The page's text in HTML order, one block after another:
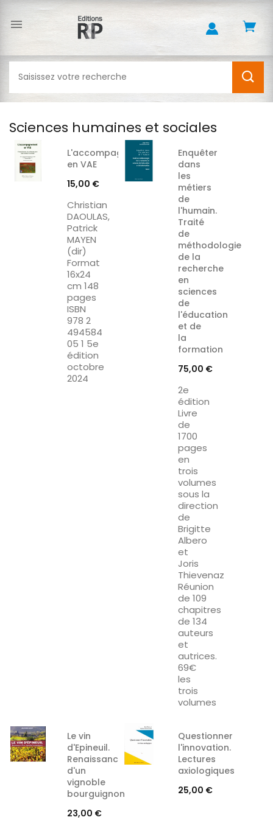

Sciences humaines et sociales
L'accompagnement
en VAE
Prix
15,00 €
Christian
DAOULAS,
Patrick
MAYEN
(dir)
Format
16x24
cm 148
pages
ISBN
978 2
494584
05 1 5e
édition
octobre
2024
Enquêter
dans
les
métiers
de
l'humain.
Traité
de
méthodologie
de la
recherche
en
sciences
de
l'éducation
et de
la
formation
Prix
75,00 €
2e
édition
Livre
de
1700
pages
en
trois
volumes
sous la
direction
de
Brigitte
Albero
et
Joris
Thievenaz
Réunion
de 109
chapitres
de 134
auteurs
et
autrices.
69€
les
trois
volumes
Le vin
d'Epineuil.
Renaissance
d'un
vignoble
bourguignon
Prix
23,00 €
Questionner
l'innovation.
Lectures
axiologiques
Prix
25,00 €